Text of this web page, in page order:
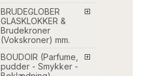
BRUDEGLOBER
GLASKLOKKER &
Brudekroner
(Vokskroner) mm.
BOUDOIR (Parfume,
pudder - Smykker -